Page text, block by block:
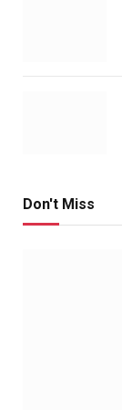
Don't Miss